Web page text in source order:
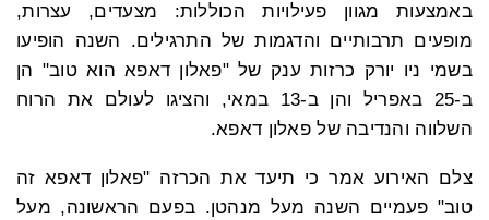
באמצעות מגוון פעילויות הכוללות: מצעדים, עצרות,
מופעים תרבותיים והדגמות של התרגילים. השנה הופיעו
בשמי ניו יורק כרזות ענק של "פאלון דאפא הוא טוב" הן
ב-25 באפריל והן ב-13 במאי, והציגו לעולם את הרוח
השלווה והנדיבה של פאלון דאפא.
צלם האירוע אמר כי תיעד את הכרזה "פאלון דאפא זה
טוב" פעמיים השנה מעל מנהטן. בפעם הראשונה, מעל